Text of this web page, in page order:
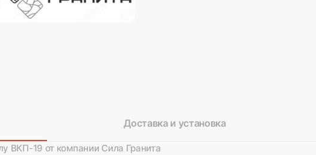
Доставка и установка
ВКП-19 от компании Сила Гранита